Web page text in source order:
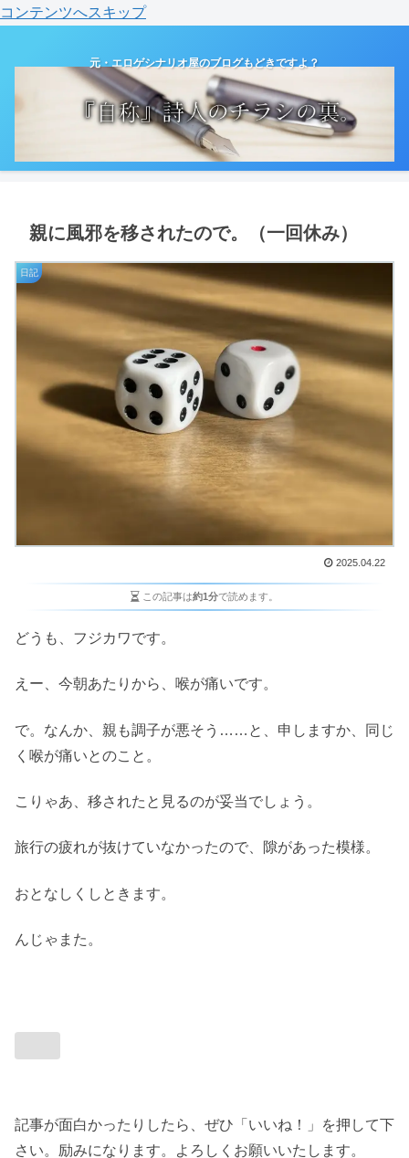
コンテンツへスキップ
元・エロゲシナリオ屋のブログもどきですよ？
親に風邪を移されたので。（一回休み）
日記
2025.04.22
この記事は約1分で読めます。
どうも、フジカワです。
えー、今朝あたりから、喉が痛いです。
で。なんか、親も調子が悪そう……と、申しますか、同じ
く喉が痛いとのこと。
こりゃあ、移されたと見るのが妥当でしょう。
旅行の疲れが抜けていなかったので、隙があった模様。
おとなしくしときます。
んじゃまた。
記事が面白かったりしたら、ぜひ「いいね！」を押して下
さい。励みになります。よろしくお願いいたします。